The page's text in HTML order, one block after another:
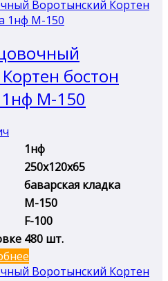
бостон
1нф М-150
1нф
250х120х65
баварская кладка
М-150
F-100
480 шт.